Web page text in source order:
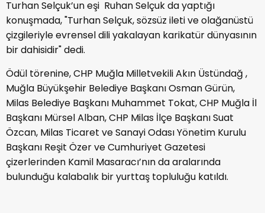
Turhan Selçuk’un eşi Ruhan Selçuk da yaptığı
konuşmada, "Turhan Selçuk, sözsüz ileti ve olağanüstü
çizgileriyle evrensel dili yakalayan karikatür dünyasının
bir dahisidir" dedi.
Ödül törenine, CHP Muğla Milletvekili Akın Üstündağ ,
Muğla Büyükşehir Belediye Başkanı Osman Gürün,
Milas Belediye Başkanı Muhammet Tokat, CHP Muğla İl
Başkanı Mürsel Alban, CHP Milas İlçe Başkanı Suat
Özcan, Milas Ticaret ve Sanayi Odası Yönetim Kurulu
Başkanı Reşit Özer ve Cumhuriyet Gazetesi
çizerlerinden Kamil Masaracı’nın da aralarında
bulunduğu kalabalık bir yurttaş topluluğu katıldı.